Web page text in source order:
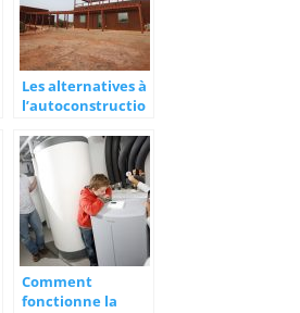
Les alternatives à
l’autoconstructio
Comment
fonctionne la